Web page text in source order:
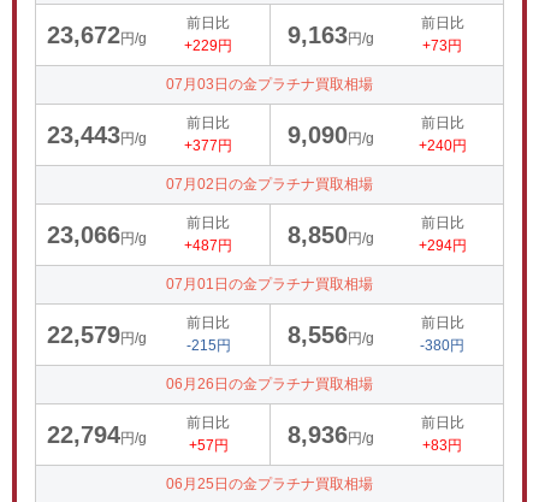
23,672円/g
前日比
+229円
9,163円/g
前日比
+73円
07月03日の金プラチナ買取相場
23,443円/g
前日比
+377円
9,090円/g
前日比
+240円
07月02日の金プラチナ買取相場
23,066円/g
前日比
+487円
8,850円/g
前日比
+294円
07月01日の金プラチナ買取相場
22,579円/g
前日比
-215円
8,556円/g
前日比
-380円
06月26日の金プラチナ買取相場
22,794円/g
前日比
+57円
8,936円/g
前日比
+83円
06月25日の金プラチナ買取相場